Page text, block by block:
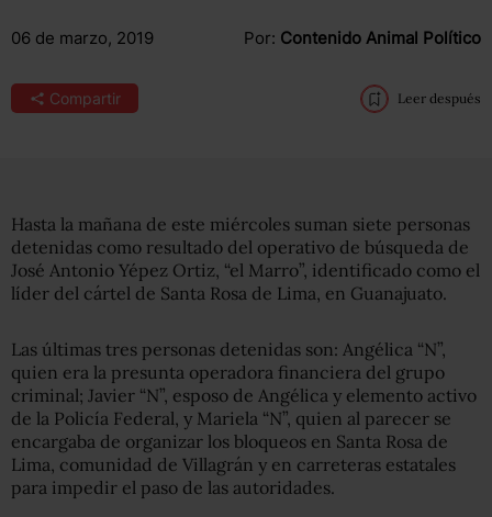
06 de marzo, 2019 Por: Contenido Animal Político
Compartir Leer después
Hasta la mañana de este miércoles suman siete personas
detenidas como resultado del operativo de búsqueda de
José Antonio Yépez Ortiz, “el Marro”, identificado como el
líder del cártel de Santa Rosa de Lima, en Guanajuato.
Las últimas tres personas detenidas son: Angélica “N”,
quien era la presunta operadora financiera del grupo
criminal; Javier “N”, esposo de Angélica y elemento activo
de la Policía Federal, y Mariela “N”, quien al parecer se
encargaba de organizar los bloqueos en Santa Rosa de
Lima, comunidad de Villagrán y en carreteras estatales
para impedir el paso de las autoridades.